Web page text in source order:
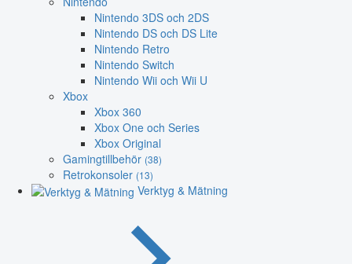
Nintendo 3DS och 2DS
Nintendo DS och DS Lite
Nintendo Retro
Nintendo Switch
Nintendo Wii och Wii U
Xbox
Xbox 360
Xbox One och Series
Xbox Original
Gamingtillbehör (38)
Retrokonsoler (13)
Verktyg & Mätning